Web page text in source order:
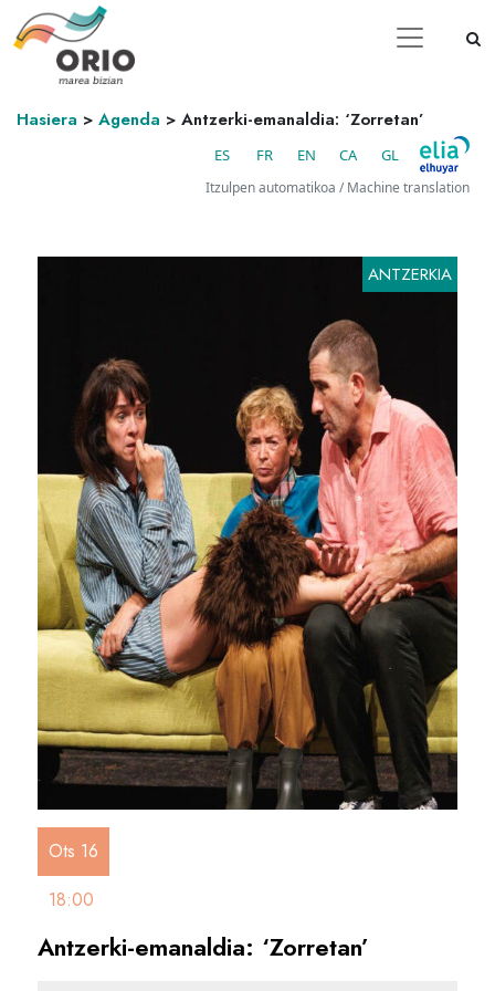
Hasiera > Agenda > Antzerki-emanaldia: ‘Zorretan’
ES FR EN CA GL
Itzulpen automatikoa / Machine translation
ANTZERKIA
Ots 16
18:00
Antzerki-emanaldia: ‘Zorretan’